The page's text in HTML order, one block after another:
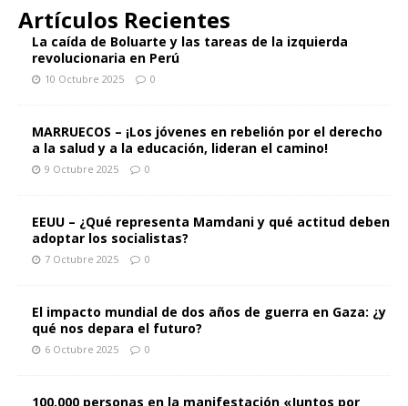
Artículos Recientes
La caída de Boluarte y las tareas de la izquierda
revolucionaria en Perú
10 Octubre 2025 0
MARRUECOS – ¡Los jóvenes en rebelión por el derecho
a la salud y a la educación, lideran el camino!
9 Octubre 2025 0
EEUU – ¿Qué representa Mamdani y qué actitud deben
adoptar los socialistas?
7 Octubre 2025 0
El impacto mundial de dos años de guerra en Gaza: ¿y
qué nos depara el futuro?
6 Octubre 2025 0
100.000 personas en la manifestación «Juntos por